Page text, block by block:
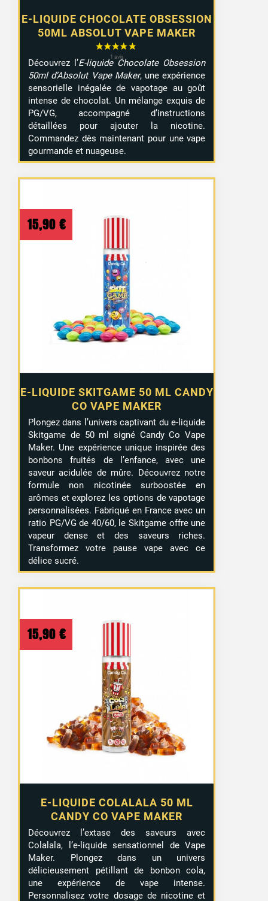
E-LIQUIDE CHOCOLATE OBSESSION
50ML ABSOLUT VAPE MAKER
Découvrez l’E-liquide Chocolate Obsession
50ml d’Absolut Vape Maker, une expérience
sensorielle inégalée de vapotage au goût
intense de chocolat. Un mélange exquis de
PG/VG, accompagné d’instructions
détaillées pour ajouter la nicotine.
Commandez dès maintenant pour une vape
gourmande et nuageuse.
E-LIQUIDE SKITGAME 50 ML CANDY
CO VAPE MAKER
15,90 €
Plongez dans l’univers captivant du e-liquide
Skitgame de 50 ml signé Candy Co Vape
Maker. Une expérience unique inspirée des
bonbons fruités de l’enfance, avec une
saveur acidulée de mûre. Découvrez notre
formule non nicotinée surboostée en
arômes et explorez les options de vapotage
personnalisées. Fabriqué en France avec un
ratio PG/VG de 40/60, le Skitgame offre une
vapeur dense et des saveurs riches.
Transformez votre pause vape avec ce
délice sucré.
E-LIQUIDE COLALALA 50 ML
CANDY CO VAPE MAKER
15,90 €
Découvrez l’extase des saveurs avec
Colalala, l’e-liquide sensationnel de Vape
Maker. Plongez dans un univers
délicieusement pétillant de bonbon cola,
une expérience de vape intense.
Personnalisez votre dosage de nicotine et